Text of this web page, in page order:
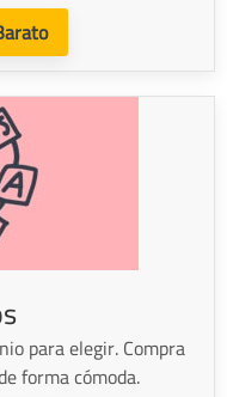
para elegir. Compra
forma cómoda.